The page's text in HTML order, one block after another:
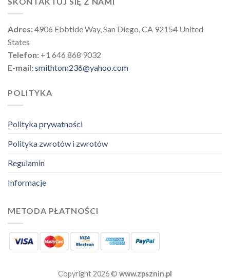
Adres:4906 Ebbtide Way, San Diego, CA 92154 United
States
Telefon: +1 646 868 9032
E-mail:smithtom236@yahoo.com
POLITYKA
Polityka prywatności
Polityka zwrotów i zwrotów
Regulamin
Informacje
METODA PŁATNOŚCI
Copyright 2026 © www.zpsznin.pl